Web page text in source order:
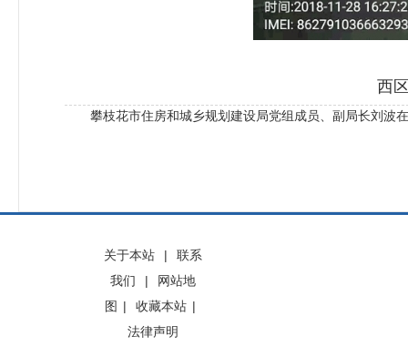
西
攀枝花市住房和城乡规划建设局党组成员、副局长刘波
关于本站 |
联系
我们
|
网站地
图 | 收藏本站 |
法律声明